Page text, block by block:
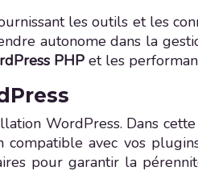
les outils et les
autonome dans la
PHP et les
WordPress. Dans
avec vos
pour garantir la